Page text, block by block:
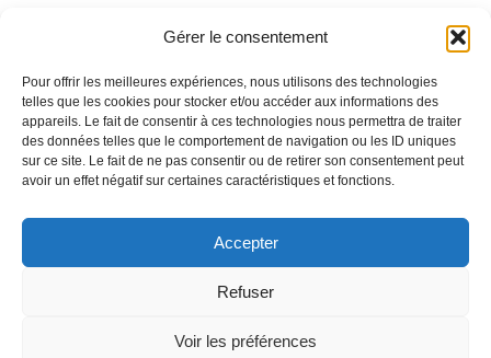
Gérer le consentement
Pour offrir les meilleures expériences, nous utilisons des technologies
telles que les cookies pour stocker et/ou accéder aux informations des
appareils. Le fait de consentir à ces technologies nous permettra de traiter
des données telles que le comportement de navigation ou les ID uniques
sur ce site. Le fait de ne pas consentir ou de retirer son consentement peut
avoir un effet négatif sur certaines caractéristiques et fonctions.
Accepter
Refuser
Voir les préférences
Besoin d'aide pour créer ou gérer votre entreprise ?
Un expert vous répond.
Nous contacter →